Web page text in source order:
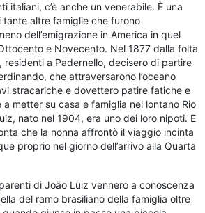
italiani, c’è anche un venerabile. È una
tante altre famiglie che furono
dell’emigrazione in America in quel
e Novecento. Nel 1877 dalla folta
residenti a Padernello, decisero di partire
che attraversarono l’oceano
stracariche e dovettero patire fatiche e
metter su casa e famiglia nel lontano Rio
nato nel 1904, era uno dei loro nipoti. E
che la nonna affrontò il viaggio incinta
proprio nel giorno dell’arrivo alla Quarta
di João Luiz vennero a conoscenza
del ramo brasiliano della famiglia oltre